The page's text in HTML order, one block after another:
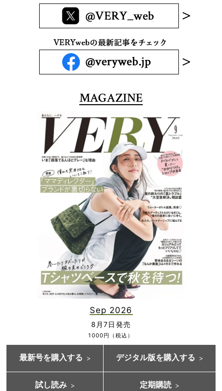
MAGAZINE
Sep 2026
8月7日発売
1000円（税込）
最新号を購入する デジタル版を購入する
試し読み 定期購読